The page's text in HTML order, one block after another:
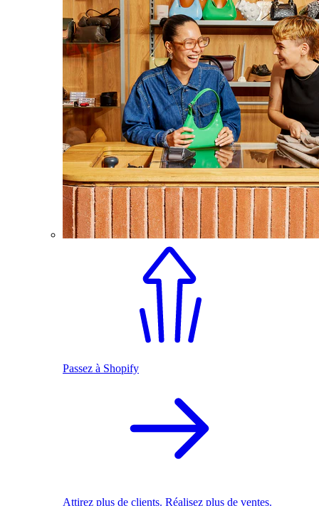
Passez à Shopify
Attirez plus de clients. Réalisez plus de ventes.